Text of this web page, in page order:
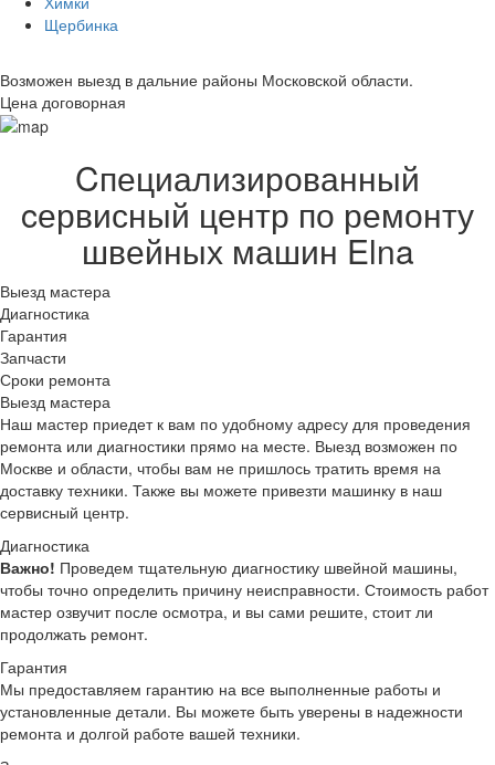
Щербинка
Возможен выезд в дальние районы Московской области.
Цена договорная
Cпециализированный
cервисный центр по ремонту
швейных машин Elna
Выезд мастера
Диагностика
Гарантия
Запчасти
Сроки ремонта
Выезд мастера
Наш мастер приедет к вам по удобному адресу для проведения
ремонта или диагностики прямо на месте. Выезд возможен по
Москве и области, чтобы вам не пришлось тратить время на
доставку техники. Также вы можете привезти машинку в наш
сервисный центр.
Диагностика
Важно! Проведем тщательную диагностику швейной машины,
чтобы точно определить причину неисправности. Стоимость работ
мастер озвучит после осмотра, и вы сами решите, стоит ли
продолжать ремонт.
Гарантия
Мы предоставляем гарантию на все выполненные работы и
установленные детали. Вы можете быть уверены в надежности
ремонта и долгой работе вашей техники.